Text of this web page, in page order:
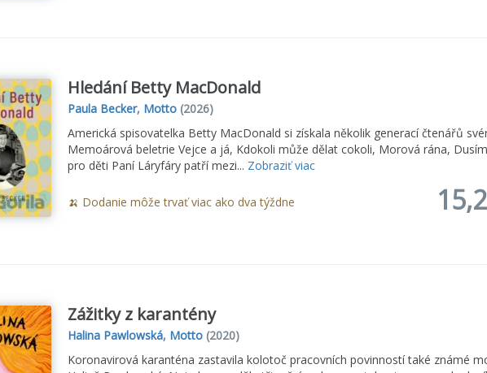
Hledání Betty MacDonald
Paula Becker, Motto(2026)
Americká spisovatelka Betty MacDonald si získala několik generací čtenářů
Memoárová beletrie Vejce a já, Kdokoli může dělat cokoli, Morová rána,
pro děti Paní Láryfáry patří mezi... Zobraziť viac
🍌 Dodanie môže trvať viac ako dva týždne
Zážitky z karantény
Halina Pawlowská, Motto(2020)
Koronavirová karanténa zastavila kolotoč pracovních povinností také známé